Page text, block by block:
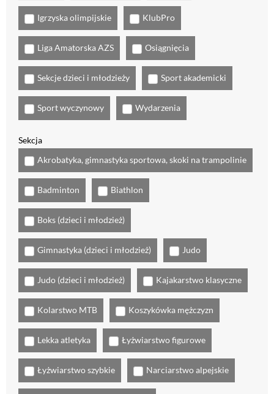
Igrzyska olimpijskie KlubPro
Liga Amatorska AZS Osiągnięcia
Sekcje dzieci i młodzieży Sport akademicki
Sport wyczynowy Wydarzenia
Sekcja
Akrobatyka, gimnastyka sportowa, skoki na trampolinie
Badminton Biathlon
Boks (dzieci i młodzież)
Gimnastyka (dzieci i młodzież) Judo
Judo (dzieci i młodzież) Kajakarstwo klasyczne
Kolarstwo MTB Koszykówka mężczyzn
Lekka atletyka Łyżwiarstwo figurowe
Łyżwiarstwo szybkie Narciarstwo alpejskie